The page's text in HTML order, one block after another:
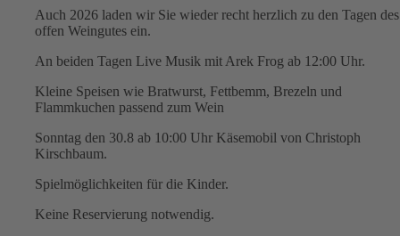
Auch 2026 laden wir Sie wieder recht herzlich zu den Tagen des
offen Weingutes ein.
An beiden Tagen Live Musik mit Arek Frog ab 12:00 Uhr.
Kleine Speisen wie Bratwurst, Fettbemm, Brezeln und
Flammkuchen passend zum Wein
Sonntag den 30.8 ab 10:00 Uhr Käsemobil von Christoph
Kirschbaum.
Spielmöglichkeiten für die Kinder.
Keine Reservierung notwendig.